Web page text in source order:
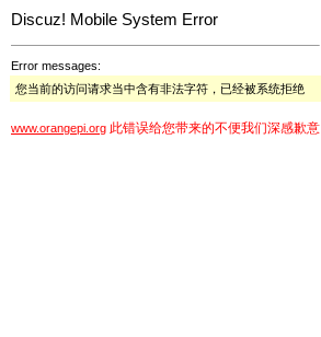
Discuz! Mobile System Error
Error messages:
您当前的访问请求当中含有非法字符，已经被系统拒绝
www.orangepi.org 此错误给您带来的不便我们深感歉意